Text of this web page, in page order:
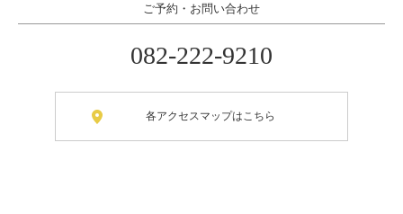
ご予約・お問い合わせ
082-222-9210
各アクセスマップはこちら